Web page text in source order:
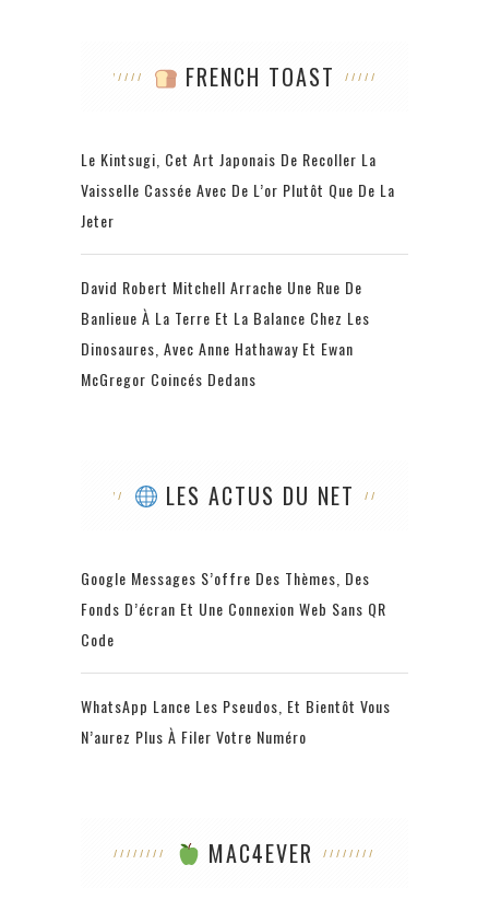
FRENCH TOAST
Le Kintsugi, Cet Art Japonais De Recoller La
Vaisselle Cassée Avec De L’or Plutôt Que De La
Jeter
David Robert Mitchell Arrache Une Rue De
Banlieue À La Terre Et La Balance Chez Les
Dinosaures, Avec Anne Hathaway Et Ewan
McGregor Coincés Dedans
LES ACTUS DU NET
Google Messages S’offre Des Thèmes, Des
Fonds D’écran Et Une Connexion Web Sans QR
Code
WhatsApp Lance Les Pseudos, Et Bientôt Vous
N’aurez Plus À Filer Votre Numéro
MAC4EVER